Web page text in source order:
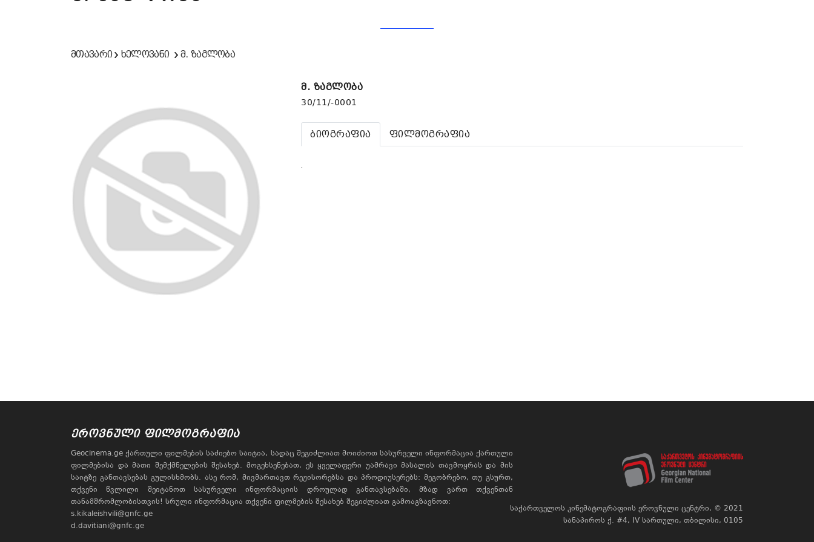
მთავარი ხელოვანი მ. ზაგლობა
მ. ზაგლობა
30/11/-0001
ბიოგრაფია ფილმოგრაფია
.
ᲔᲠᲝᲕᲜᲣᲚᲘ ᲤᲘᲚᲛᲝᲒᲠᲐᲤᲘᲐ
Geocinema.ge ქართული ფილმების საძიებო საიტია, სადაც შეგიძლიათ მოიძიოთ სასურველი ინფორმაცია ქართული
ფილმებისა და მათი შემქმნელების შესახებ. მოგეხსენებათ, ეს ყველაფერი უამრავი მასალის თავმოყრას და მის
საიტზე განთავსებას გულისხმობს. ასე რომ, მივმართავთ რეჟისორებსა და პროდიუსერებს: მეგობრებო, თუ გსურთ,
თქვენი წვლილი შეიტანოთ სასურველი ინფორმაციის დროულად განთავსებაში, მზად ვართ თქვენთან
თანამშრომლობისთვის! სრული ინფორმაცია თქვენი ფილმების შესახებ შეგიძლიათ გამოაგზავნოთ:
s.kikaleishvili@gnfc.ge
d.davitiani@gnfc.ge
საქართველოს კინემატოგრაფიის ეროვნული ცენტრი, © 2021
სანაპიროს ქ. #4, IV სართული, თბილისი, 0105